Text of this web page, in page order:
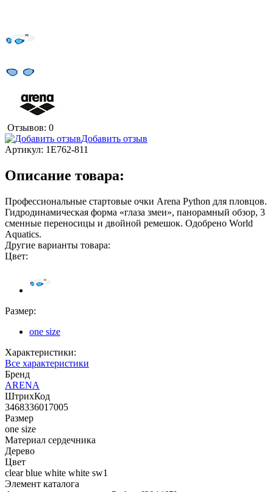
Отзывов: 0
Добавить отзыв
Артикул: 1E762-811
Описание товара:
Профессиональные стартовые очки Arena Python для пловцов.
Гидродинамическая форма «глаза змеи», панорамный обзор, 3
сменные переносицы и двойной ремешок. Одобрено World
Aquatics.
Другие варианты товара:
Цвет:
Размер:
one size
Характеристики:
Все характеристики
Бренд
ARENA
ШтрихКод
3468336017005
Размер
one size
Материал сердечника
Дерево
Цвет
clear blue white white sw1
Элемент каталога